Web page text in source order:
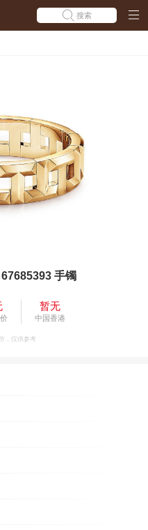
搜索
手镯
暂无
中国香港
，仅供参考